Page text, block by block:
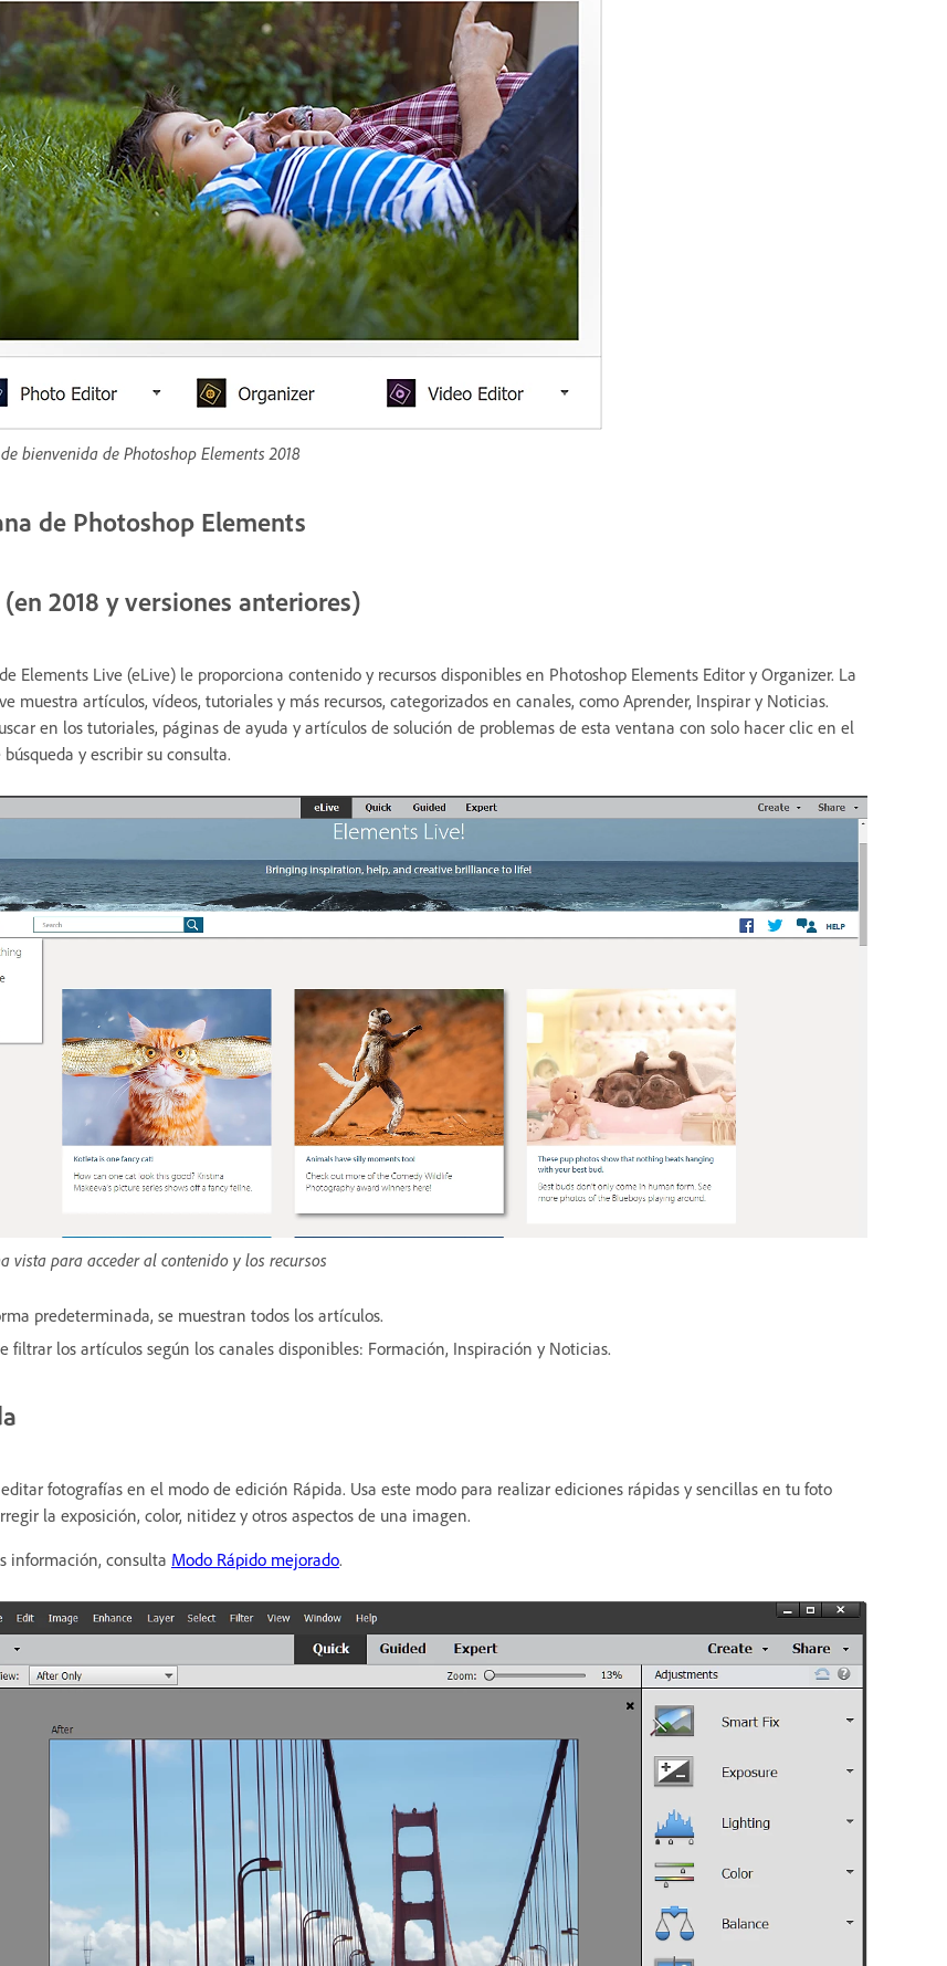
bienvenida de Photoshop Elements 2018
de Photoshop Elements
2018 y versiones anteriores)
Elements Live (eLive) le proporciona contenido y recursos disponibles en Photoshop Elements Editor y Organizer. La
muestra artículos, vídeos, tutoriales y más recursos, categorizados en canales, como Aprender, Inspirar y Noticias.
en los tutoriales, páginas de ayuda y artículos de solución de problemas de esta ventana con solo hacer clic en el
y escribir su consulta.
vista para acceder al contenido y los recursos
predeterminada, se muestran todos los artículos.
filtrar los artículos según los canales disponibles: Formación, Inspiración y Noticias.
fotografías en el modo de edición Rápida. Usa este modo para realizar ediciones rápidas y sencillas en tu foto
la exposición, color, nitidez y otros aspectos de una imagen.
información, consulta Modo Rápido mejorado.